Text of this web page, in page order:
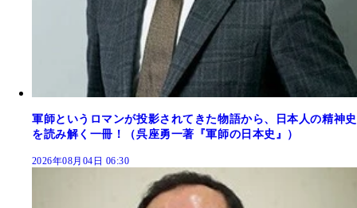
軍師というロマンが投影されてきた物語から、日本人の精神史
を読み解く一冊！（呉座勇一著『軍師の日本史』）
2026年08月04日 06:30